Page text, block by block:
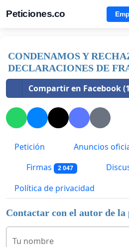
Peticiones.co
CONDENAMOS Y
DECLARACIONES DE
Compartir en Facebook
Petición Anuncios
Firmas 2 047
Política de privacidad
Contactar con el autor de la
Tu nombre